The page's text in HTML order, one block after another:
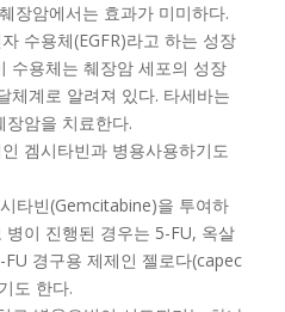
장암에서는 효과가 미미하다.
수용체(EGFR)라고 하는 성장
수용체는 췌장암 세포의 성장
체계로 알려져 있다. 타세바는
암을 치료한다.
겜시타빈과 병용사용하기도
타빈(Gemcitabine)을 투여하
이 진행된 경우는 5-FU, 옥살
경구용 제제인 젤로다(capec
도 한다.